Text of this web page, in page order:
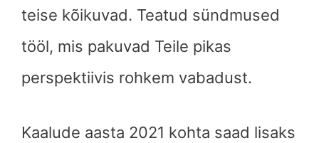
teise kõikuvad. Teatud sündmused
tööl, mis pakuvad Teile pikas
perspektiivis rohkem vabadust.
Kaalude aasta 2021 kohta saad lisaks